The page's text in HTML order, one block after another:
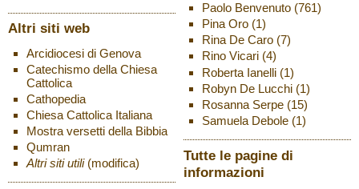
Altri siti web
Arcidiocesi di Genova
Catechismo della Chiesa
Cattolica
Cathopedia
Chiesa Cattolica Italiana
Mostra versetti della Bibbia
Qumran
Altri siti utili (modifica)
Paolo Benvenuto(761)
Pina Oro(1)
Rina De Caro(7)
Rino Vicari(4)
Roberta Ianelli(1)
Robyn De Lucchi(1)
Rosanna Serpe(15)
Samuela Debole(1)
Tutte le pagine di
informazioni